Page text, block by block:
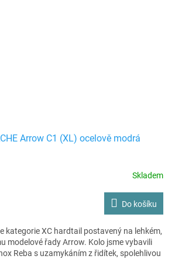
Arrow C1 (XL) ocelově modrá
Skladem
Do košíku
kategorie XC hardtail postavený na lehkém,
modelové řady Arrow. Kolo jsme vybavili
Reba s uzamykáním z řidítek, spolehlivou